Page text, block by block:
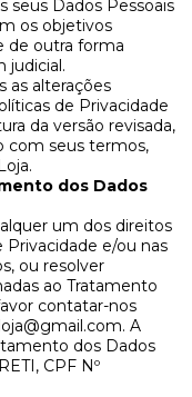
seus Dados Pessoais
os objetivos
de outra forma
judicial.
as alterações
de Privacidade
da versão revisada,
com seus termos,
dos Dados
um dos direitos
e/ou nas
ou resolver
ao Tratamento
contatar-nos
. A
dos Dados
CPF Nº